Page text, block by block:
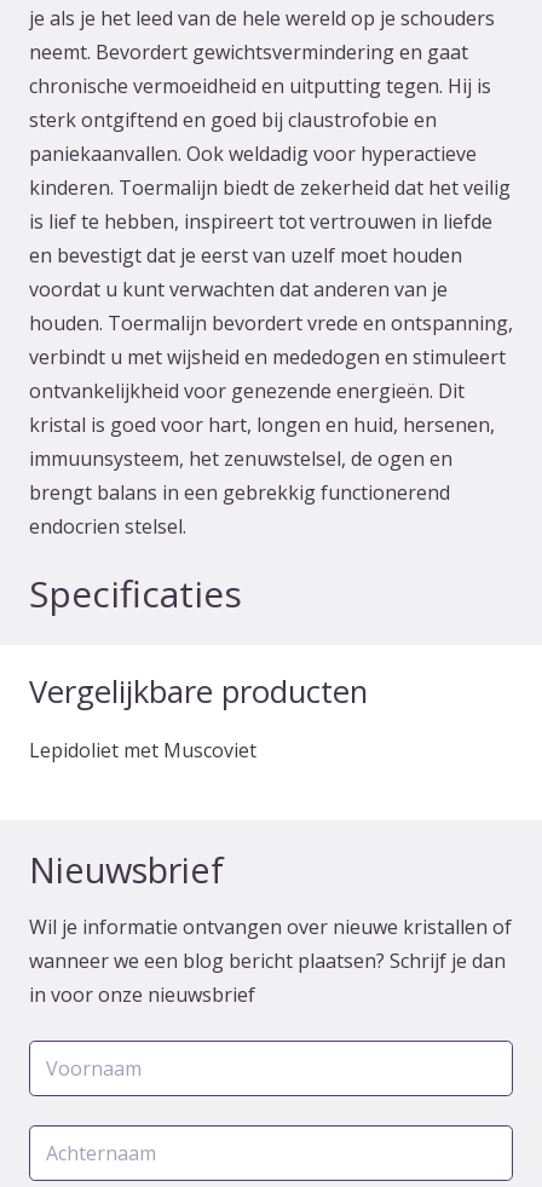
je als je het leed van de hele wereld op je schouders
neemt. Bevordert gewichtsvermindering en gaat
chronische vermoeidheid en uitputting tegen. Hij is
sterk ontgiftend en goed bij claustrofobie en
paniekaanvallen. Ook weldadig voor hyperactieve
kinderen. Toermalijn biedt de zekerheid dat het veilig
is lief te hebben, inspireert tot vertrouwen in liefde
en bevestigt dat je eerst van uzelf moet houden
voordat u kunt verwachten dat anderen van je
houden. Toermalijn bevordert vrede en ontspanning,
verbindt u met wijsheid en mededogen en stimuleert
ontvankelijkheid voor genezende energieën. Dit
kristal is goed voor hart, longen en huid, hersenen,
immuunsysteem, het zenuwstelsel, de ogen en
brengt balans in een gebrekkig functionerend
endocrien stelsel.
Specificaties
Vergelijkbare producten
Lepidoliet met Muscoviet
Nieuwsbrief
Wil je informatie ontvangen over nieuwe kristallen of
wanneer we een blog bericht plaatsen? Schrijf je dan
in voor onze nieuwsbrief